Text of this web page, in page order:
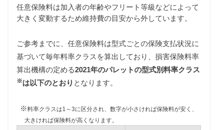
自動車税
MK21S型パレットは軽自動車ですのですべて同じ課
税クラス（〜660cc）ですので7,200円となります。
軽自動車の重量税は車両重量の大小にかかわらず同
じ課税クラスに該当するため3,300円となります。
任意保険料は加入者の年齢やフリート等級などによって
大きく変動するため維持費の目安から外しています。
ご参考までに、任意保険料は型式ごとの保険支払状況に
基づいて毎年料率クラスを算出しており、損害保険料率
算出機構の定める2021年のパレットの型式別料率クラス
※は以下のとおり となります。
※料率クラスは1～3に区分され、数字が小さければ保険料が安く、
大きければ保険料が高くなります。